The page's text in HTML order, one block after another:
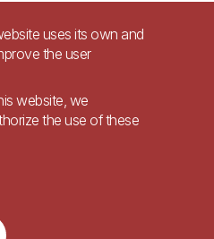
Legal warning
Royal Decree 1112/2018, of September
for mobile devices in the
uses its own and
the user
website, we
the use of these